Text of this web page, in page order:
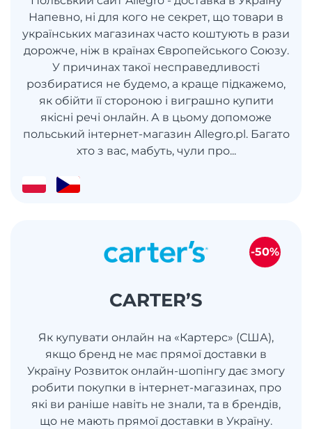
Напевно, ні для кого не секрет, що товари в
українських магазинах часто коштують в рази
дорожче, ніж в країнах Європейського Союзу.
У причинах такої несправедливості
розбиратися не будемо, а краще підкажемо,
як обійти її стороною і виграшно купити
якісні речі онлайн. А в цьому допоможе
польський інтернет-магазин Allegro.pl. Багато
хто з вас, мабуть, чули про...
CARTER’S
Як купувати онлайн на «Картерс» (США),
якщо бренд не має прямої доставки в
Україну Розвиток онлайн-шопінгу дає змогу
робити покупки в інтернет-магазинах, про
які ви раніше навіть не знали, та в брендів,
що не мають прямої доставки в Україну.
-50%